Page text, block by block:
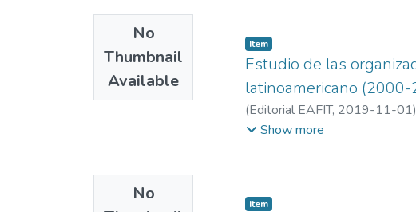
No
Thumbnail
Available
No
Item
Estudio de las
latinoamericano (2000-
(Editorial EAFIT, 2019-11-01)
Administración
Show more
Item